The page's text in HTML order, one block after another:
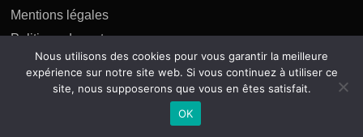
Mentions légales
Politique des retours
Politique de confidentialité
Copyright 2026 tous droits réservés AP Difusion
Nous utilisons des cookies pour vous garantir la meilleure
expérience sur notre site web. Si vous continuez à utiliser ce
site, nous supposerons que vous en êtes satisfait.
OK